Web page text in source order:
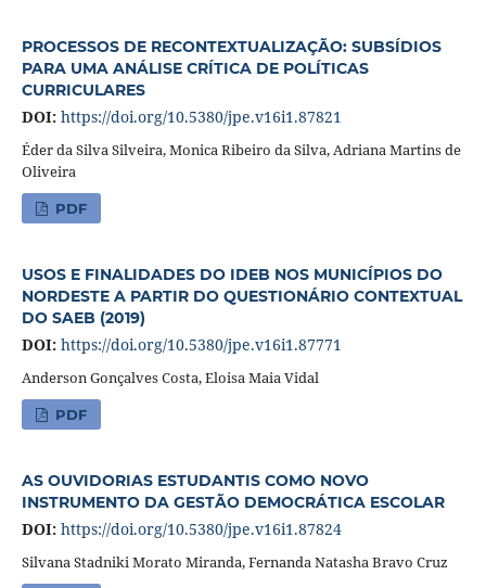
PROCESSOS DE RECONTEXTUALIZAÇÃO: SUBSÍDIOS
PARA UMA ANÁLISE CRÍTICA DE POLÍTICAS
CURRICULARES
DOI: https://doi.org/10.5380/jpe.v16i1.87821
Éder da Silva Silveira, Monica Ribeiro da Silva, Adriana Martins de
Oliveira
PDF
USOS E FINALIDADES DO IDEB NOS MUNICÍPIOS DO
NORDESTE A PARTIR DO QUESTIONÁRIO CONTEXTUAL
DO SAEB (2019)
DOI: https://doi.org/10.5380/jpe.v16i1.87771
Anderson Gonçalves Costa, Eloisa Maia Vidal
PDF
AS OUVIDORIAS ESTUDANTIS COMO NOVO
INSTRUMENTO DA GESTÃO DEMOCRÁTICA ESCOLAR
DOI: https://doi.org/10.5380/jpe.v16i1.87824
Silvana Stadniki Morato Miranda, Fernanda Natasha Bravo Cruz